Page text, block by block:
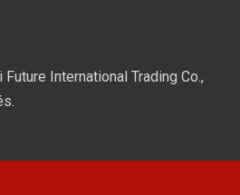
Future International Trading Co.,